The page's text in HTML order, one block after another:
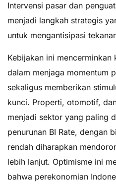
Intervensi pasar dan
menjadi langkah strategis
untuk mengantisipasi
Kebijakan ini mencerminkan
dalam menjaga momentum
sekaligus memberikan
kunci. Properti, otomotif,
menjadi sektor yang paling
penurunan BI Rate, dengan
rendah diharapkan
lebih lanjut. Optimisme ini
bahwa perekonomian